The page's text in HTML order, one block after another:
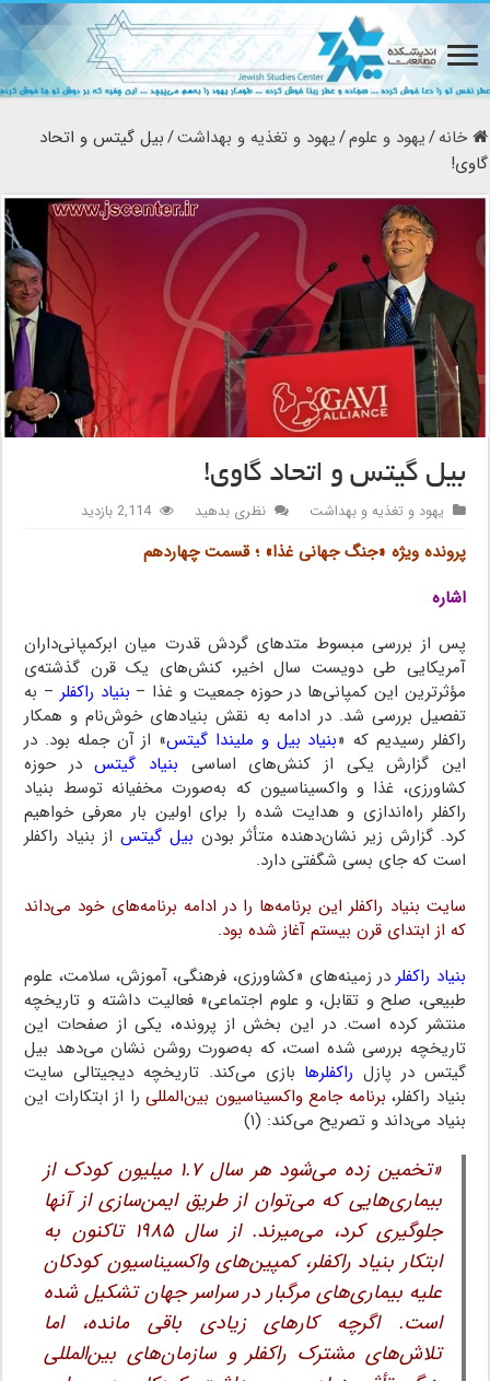
خانه/یهود و علوم/یهود و تغذیه و بهداشت/بیل گیتس و اتحاد
گاوی!
بیل گیتس و اتحاد گاوی!
یهود و تغذیه و بهداشت نظری بدهید 2,114 بازدید
پرونده ویژه «جنگ جهانی غذا» ؛ قسمت چهاردهم
اشاره
پس از بررسی مبسوط متدهای گردش قدرت میان ابرکمپانی‌داران
آمریکایی طی دویست سال اخیر، کنش‌های یک قرن گذشته‌ی
مؤثرترین این کمپانی‌ها در حوزه جمعیت و غذا – بنیاد راکفلر – به
تفصیل بررسی شد. در ادامه به نقش بنیادهای خوش‌نام و همکار
راکفلر رسیدیم که «بنیاد بیل و ملیندا گیتس» از آن جمله بود. در
این گزارش یکی از کنش‌های اساسی بنیاد گیتسدر حوزه
کشاورزی، غذا و واکسیناسیون که به‌صورت مخفیانه توسط بنیاد
راکفلر راه‌اندازی و هدایت شده را برای اولین بار معرفی خواهیم
کرد. گزارش زیر نشان‌دهنده متأثر بودن بیل گیتس از بنیاد راکفلر
است که جای بسی شگفتی دارد.
سایت بنیاد راکفلر این برنامه‌ها را در ادامه برنامه‌های خود می‌داند
که از ابتدای قرن بیستم آغاز شده بود.
بنیاد راکفلردر زمینه‌های «کشاورزی، فرهنگی، آموزش،‌ سلامت، علوم
طبیعی، صلح و تقابل، و علوم اجتماعی» فعالیت داشته و تاریخچه
منتشر کرده است. در این بخش از پرونده، یکی از صفحات این
تاریخچه بررسی شده است، که به‌صورت روشن نشان می‌دهد بیل
گیتس در پازل راکفلرها بازی می‌کند. تاریخچه دیجیتالی سایت
بنیاد راکفلر، برنامه جامع واکسیناسیون بین‌المللیرا از ابتکارات این
بنیاد می‌داند و تصریح می‌کند: (۱)
«تخمین زده می‌شود هر سال ۱.۷ میلیون کودک از
بیماری‌هایی که می‌توان از طریق ایمن‌سازی از آنها
جلوگیری کرد، می‌میرند. از سال ۱۹۸۵ تاکنون به
ابتکار بنیاد راکفلر، کمپین‌های واکسیناسیون کودکان
علیه بیماری‌های مرگبار در سراسر جهان تشکیل شده
است. اگرچه کارهای زیادی باقی مانده، اما
تلاش‌های مشترک راکفلر و سازمان‌های بین‌المللی